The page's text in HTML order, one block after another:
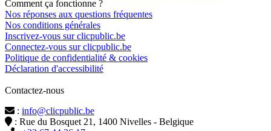
Comment ça fonctionne ?
Nos réponses aux questions fréquentes
Nos conditions générales
Inscrivez-vous sur clicpublic.be
Connectez-vous sur clicpublic.be
Politique de confidentialité & cookies
Déclaration d'accessibilité
Contactez-nous
: info@clicpublic.be
: Rue du Bosquet 21, 1400 Nivelles - Belgique